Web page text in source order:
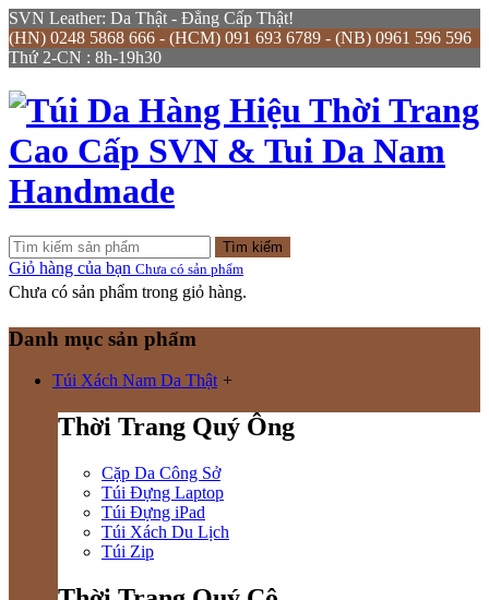
SVN Leather: Da Thật - Đẳng Cấp Thật!
(HN) 0248 5868 666 - (HCM) 091 693 6789 - (NB) 0961 596 596
Thứ 2-CN : 8h-19h30
Tìm kiếm
Giỏ hàng của bạn Chưa có sản phẩm
Chưa có sản phẩm trong giỏ hàng.
Danh mục sản phẩm
Túi Xách Nam Da Thật +
Thời Trang Quý Ông
Cặp Da Công Sở
Túi Đựng Laptop
Túi Đựng iPad
Túi Xách Du Lịch
Túi Zip